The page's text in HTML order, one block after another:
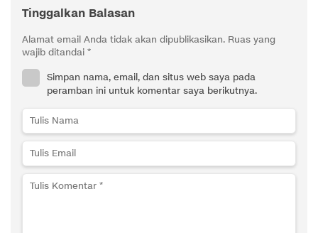
Tinggalkan Balasan
Alamat email Anda tidak akan dipublikasikan. Ruas yang
wajib ditandai *
Simpan nama, email, dan situs web saya pada
peramban ini untuk komentar saya berikutnya.